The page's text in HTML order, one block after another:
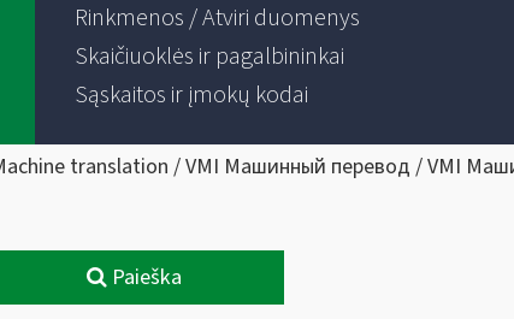
Rinkmenos / Atviri duomenys
Skaičiuoklės ir pagalbininkai
Sąskaitos ir įmokų kodai
translation / VMI Машинный перевод / VMI
Paieška